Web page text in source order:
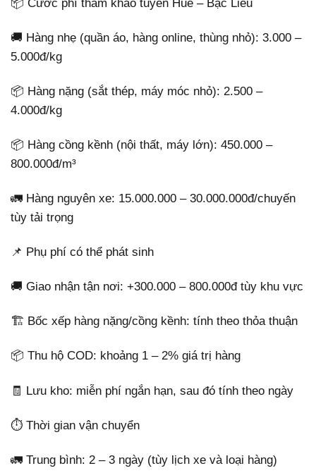
📦 Cước phí tham khảo tuyến Huế – Bạc Liêu
🚚 Hàng nhẹ (quần áo, hàng online, thùng nhỏ): 3.000 –
5.000đ/kg
📦 Hàng nặng (sắt thép, máy móc nhỏ): 2.500 –
4.000đ/kg
📦 Hàng cồng kềnh (nội thất, máy lớn): 450.000 –
800.000đ/m³
🚛 Hàng nguyên xe: 15.000.000 – 30.000.000đ/chuyến
tùy tải trọng
📌 Phụ phí có thể phát sinh
🚚 Giao nhận tận nơi: +300.000 – 800.000đ tùy khu vực
🏗️ Bốc xếp hàng nặng/cồng kềnh: tính theo thỏa thuận
📦 Thu hộ COD: khoảng 1 – 2% giá trị hàng
🧾 Lưu kho: miễn phí ngắn hạn, sau đó tính theo ngày
⏱️ Thời gian vận chuyển
🚛 Trung bình: 2 – 3 ngày (tùy lịch xe và loại hàng)